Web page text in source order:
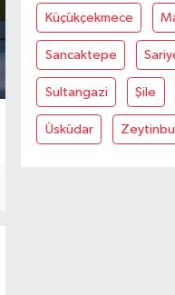
Küçükçekmece
Sancaktepe
Sultangazi Şile
Üsküdar